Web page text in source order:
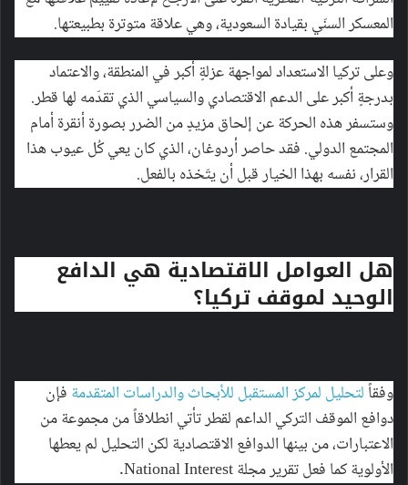
المعسكر السنّي بقيادة السعودية، وهي علاقة متوترة بطبيعتها.
وعلى تركيا الاستعداد لمواجهة عزلةٍ أكبر في المنطقة، والاعتماد
بدرجةٍ أكبر على الدعم الاقتصادي والسياسي الذي تقدّمه لها قطر.
وستسفر هذه الحركة عن إلحاق مزيدٍ من الضرر بصورة أنقرة أمام
المجتمع الدولي. فقد حاصر أردوغان، الذي كان يعي كُل عيوب هذا
القرار، نفسه بهذا الخيار قبل أن يتّخذه بالفعل.
هل العوامل الاقتصادية هي الدافع
الوحيد لموقف تركيا؟
وفقاًلتحليل لمركز المستقبل للأبحاث والدراسات المتقدمة فإن
دوافع الموقف التركي الداعم لقطر تأتي انطلاقاً من مجموعة من
الاعتبارات، من بينها الدوافع الاقتصادية لكن التحليل لم يعطها
الأولوية كما فعل تقرير مجلة National Interest.